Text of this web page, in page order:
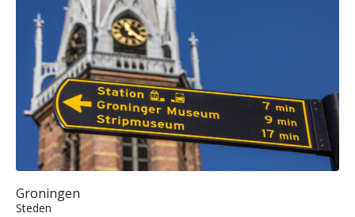
Groningen
Steden